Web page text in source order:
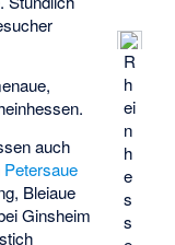
R
h
ei
n
h
e
s
s
auch
Petersaue
Bleiaue
Ginsheim